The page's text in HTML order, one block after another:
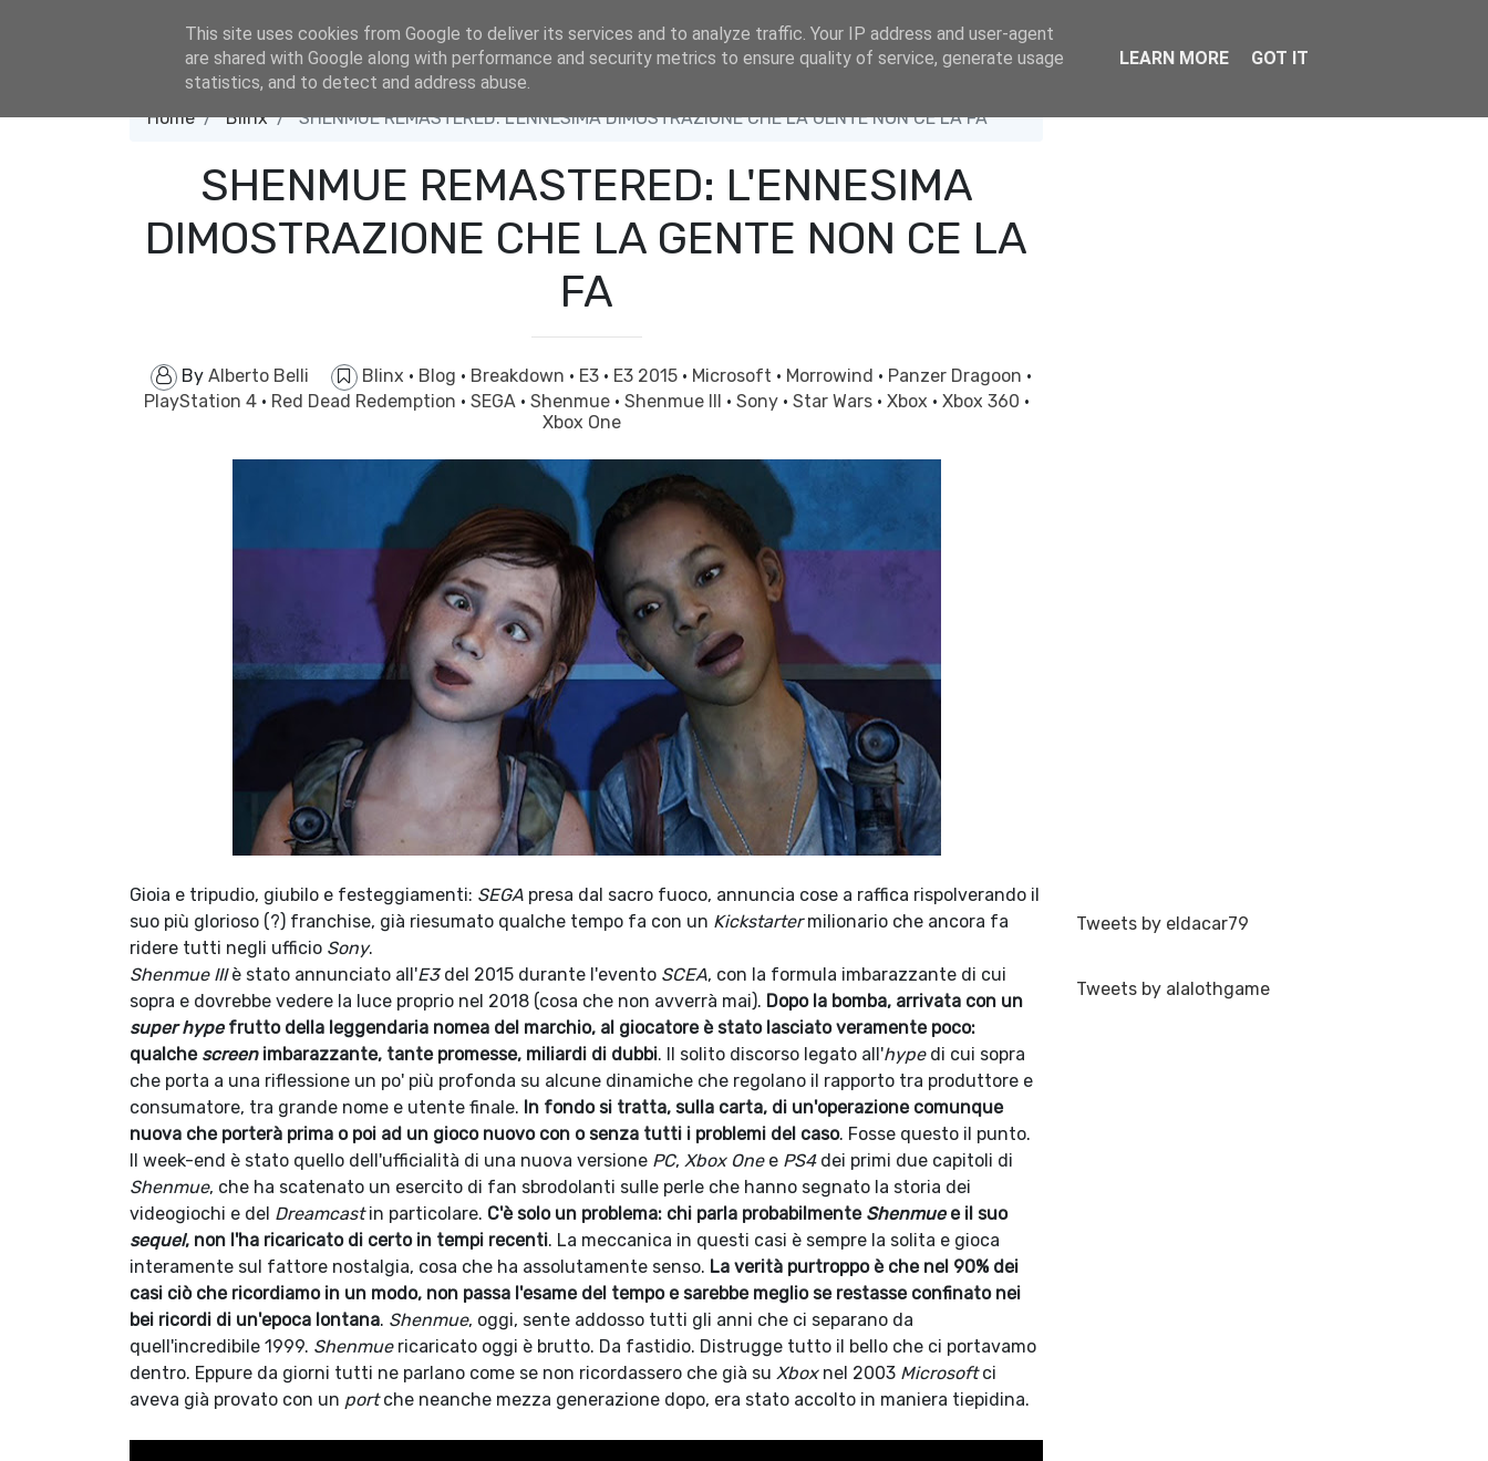
Home Blinx SHENMUE REMASTERED: L'ENNESIMA DIMOSTRAZIONE CHE LA GENTE NON CE LA FA
SHENMUE REMASTERED: L'ENNESIMA
DIMOSTRAZIONE CHE LA GENTE NON CE LA
FA
By Alberto Belli Blinx · Blog · Breakdown · E3 · E3 2015 · Microsoft · Morrowind · Panzer Dragoon ·
PlayStation 4 · Red Dead Redemption · SEGA · Shenmue · Shenmue III · Sony · Star Wars · Xbox · Xbox 360 ·
Xbox One
Gioia e tripudio, giubilo e festeggiamenti: SEGA presa dal sacro fuoco, annuncia cose a raffica rispolverando il
suo più glorioso (?) franchise, già riesumato qualche tempo fa con un Kickstartermilionario che ancora fa
ridere tutti negli ufficio Sony.
Shenmue IIIè stato annunciato all'E3del 2015 durante l'evento SCEA, con la formula imbarazzante di cui
sopra e dovrebbe vedere la luce proprio nel 2018 (cosa che non avverrà mai). Dopo la bomba, arrivata con un
super hype frutto della leggendaria nomea del marchio, al giocatore è stato lasciato veramente poco:
qualchescreen imbarazzante, tante promesse, miliardi di dubbi. Il solito discorso legato all'hypedi cui sopra
che porta a una riflessione un po' più profonda su alcune dinamiche che regolano il rapporto tra produttore e
consumatore, tra grande nome e utente finale. In fondo si tratta, sulla carta, di un'operazione comunque
nuova che porterà prima o poi ad un gioco nuovo con o senza tutti i problemi del caso. Fosse questo il punto.
Il week-end è stato quello dell'ufficialità di una nuova versione PC, Xbox Onee PS4dei primi due capitoli di
Shenmue, che ha scatenato un esercito di fan sbrodolanti sulle perle che hanno segnato la storia dei
videogiochi e del Dreamcastin particolare. C'è solo un problema: chi parla probabilmente Shenmue e il suo
sequel, non l'ha ricaricato di certo in tempi recenti. La meccanica in questi casi è sempre la solita e gioca
interamente sul fattore nostalgia, cosa che ha assolutamente senso. La verità purtroppo è che nel 90% dei
casi ciò che ricordiamo in un modo, non passa l'esame del tempo e sarebbe meglio se restasse confinato nei
bei ricordi di un'epoca lontana. Shenmue, oggi, sente addosso tutti gli anni che ci separano da
quell'incredibile 1999. Shenmuericaricato oggi è brutto. Da fastidio. Distrugge tutto il bello che ci portavamo
dentro. Eppure da giorni tutti ne parlano come se non ricordassero che già su Xbox nel 2003 Microsoftci
aveva già provato con un portche neanche mezza generazione dopo, era stato accolto in maniera tiepidina.
Tweets by eldacar79
Tweets by alalothgame
This site uses cookies from Google to deliver its services and to analyze traffic. Your IP address and user-agent
are shared with Google along with performance and security metrics to ensure quality of service, generate usage
statistics, and to detect and address abuse.
LEARN MORE GOT IT